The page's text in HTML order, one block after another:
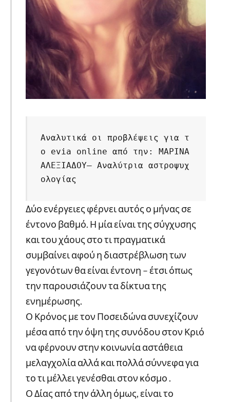
Αναλυτικά οι προβλέψεις για τ
ο evia online από την: ΜΑΡΙΝΑ
ΑΛΕΞΙΑΔΟΥ– Αναλύτρια αστροψυχ
ολογίας
Δύο ενέργειες φέρνει αυτός ο μήνας σε
έντονο βαθμό. Η μία είναι της σύγχυσης
και του χάους στο τι πραγματικά
συμβαίνει αφού η διαστρέβλωση των
γεγονότων θα είναι έντονη – έτσι όπως
την παρουσιάζουν τα δίκτυα της
ενημέρωσης.
Ο Κρόνος με τον Ποσειδώνα συνεχίζουν
μέσα από την όψη της συνόδου στον Κριό
να φέρνουν στην κοινωνία αστάθεια
μελαγχολία αλλά και πολλά σύννεφα για
το τι μέλλει γενέσθαι στον κόσμο .
Ο Δίας από την άλλη όμως, είναι το